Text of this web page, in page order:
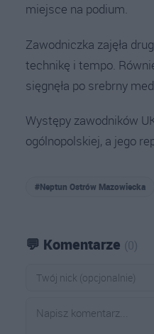
miejsce na podium.
Zawodniczka zajęła
technikę i tempo.
sięgnęła po srebrny
Występy zawodników
ogólnopolskiej, a jego
#Neptun Ostrów Mazowiecka
💬 Komentarze (0)